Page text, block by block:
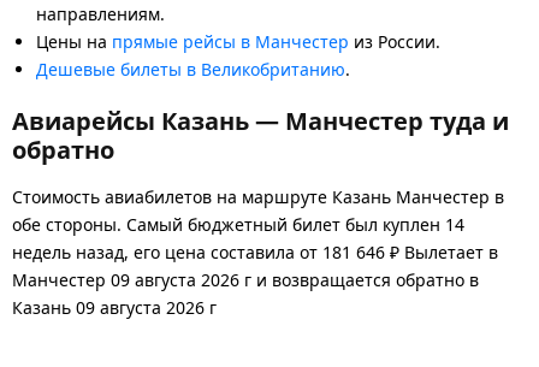
направлениям.
Цены на прямые рейсы в Манчестер из России.
Дешевые билеты в Великобританию.
Авиарейсы Казань — Манчестер туда и
обратно
Стоимость авиабилетов на маршруте Казань Манчестер в
обе стороны. Самый бюджетный билет был куплен 14
недель назад, его цена составила от 181 646 ₽ Вылетает в
Манчестер 09 августа 2026 г и возвращается обратно в
Казань 09 августа 2026 г